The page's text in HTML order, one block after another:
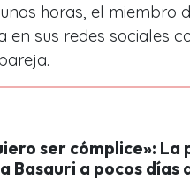
horas, el miembro
en sus redes sociales
ser cómplice»:
Basauri a pocos días